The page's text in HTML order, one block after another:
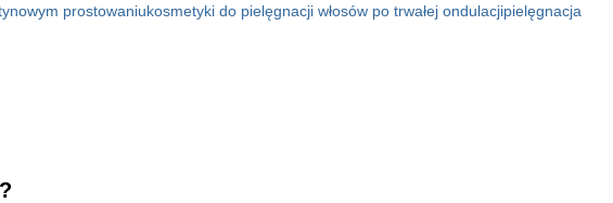
prostowaniukosmetyki do pielęgnacji włosów po trwałej ondulacjipielęgnacja